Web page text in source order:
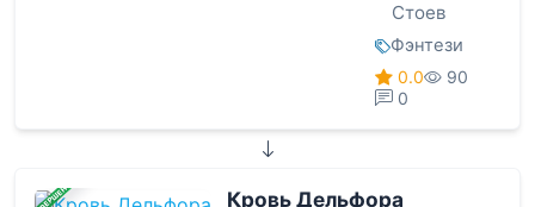
Стоев
Фэнтези
0.0
90
0
Кровь Дельфора